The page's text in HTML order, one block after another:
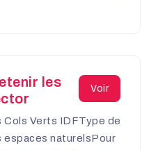
Voir
les
Cols Verts IDFType de
espaces naturelsPour